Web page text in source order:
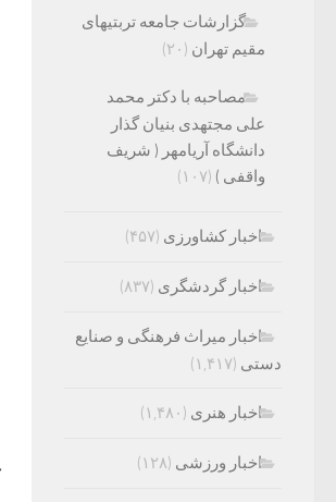
گزارشات جامعه تربتیهای
مقیم تهران (۲۰)
مصاحبه با دکتر محمد
علی مجتهدی بنیان گذار
دانشگاه آریامهر ( شریف
واقفی ) (۱۰۷)
اخبار کشاورزی (۴۵۷)
اخبار گردشگری (۸۳۷)
اخبار میراث فرهنگی و صنایع
دستی (۱,۴۱۷)
اخبار هنری (۱,۴۸۰)
اخبار ورزشی (۱۲۸)